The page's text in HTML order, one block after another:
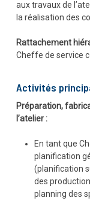
aux travaux de
la réalisation des
Rattachement
Cheffe de service
Activités
Préparation,
l’atelier :
En tant que
planification
(planification
des
planning des